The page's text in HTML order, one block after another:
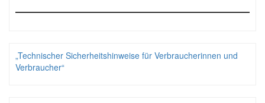
„Technischer Sicherheitshinweise für Verbraucherinnen und
Verbraucher“